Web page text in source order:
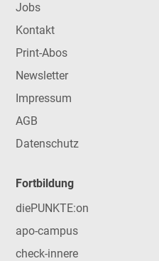
Jobs
Kontakt
Print-Abos
Newsletter
Impressum
AGB
Datenschutz
Fortbildung
diePUNKTE:on
apo-campus
check-innere